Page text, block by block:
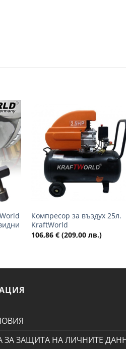
в
желани
Компресор за въздух 25л.
KraftWorld
106,86 € (209,00 лв.)
ЗА ЗАЩИТА НА ЛИЧНИТЕ